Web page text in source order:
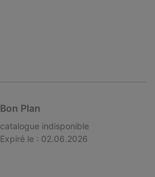
Bon Plan
catalogue indisponible
Expiré le : 02.06.2026